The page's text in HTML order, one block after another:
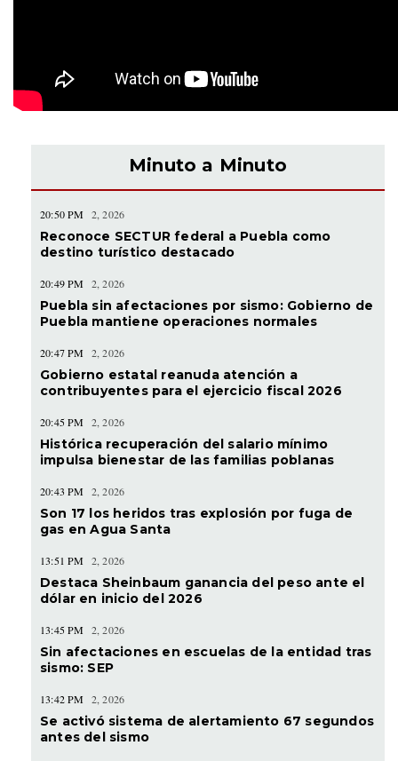
Minuto a Minuto
20:50 PM 2, 2026
Reconoce SECTUR federal a Puebla como
destino turístico destacado
20:49 PM 2, 2026
Puebla sin afectaciones por sismo: Gobierno de
Puebla mantiene operaciones normales
20:47 PM 2, 2026
Gobierno estatal reanuda atención a
contribuyentes para el ejercicio fiscal 2026
20:45 PM 2, 2026
Histórica recuperación del salario mínimo
impulsa bienestar de las familias poblanas
20:43 PM 2, 2026
Son 17 los heridos tras explosión por fuga de
gas en Agua Santa
13:51 PM 2, 2026
Destaca Sheinbaum ganancia del peso ante el
dólar en inicio del 2026
13:45 PM 2, 2026
Sin afectaciones en escuelas de la entidad tras
sismo: SEP
13:42 PM 2, 2026
Se activó sistema de alertamiento 67 segundos
antes del sismo